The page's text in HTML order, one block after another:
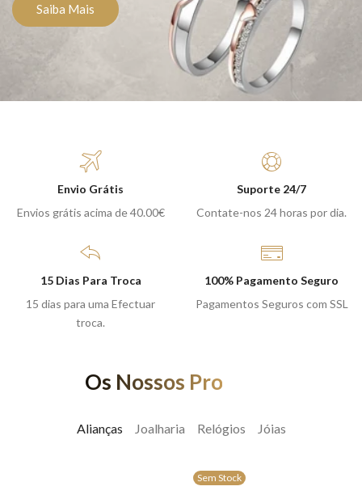
Saiba Mais
Envio Grátis
Envios grátis acima de 40.00€
Suporte 24/7
Contate-nos 24 horas por dia.
15 Dias Para Troca
15 dias para uma Efectuar
troca.
100% Pagamento Seguro
Pagamentos Seguros com SSL
Os Nossos Produtos
Alianças Joalharia Relógios Jóias
Sem Stock